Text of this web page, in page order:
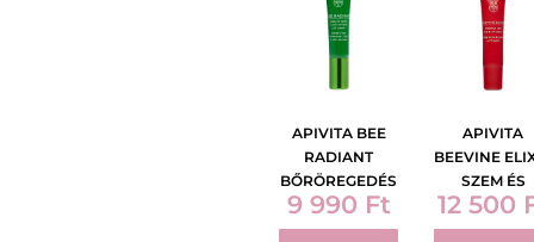
APIVITA BEE
RADIANT
BŐRÖREGEDÉS
ÉS FÁRADSÁG
JELEI ELLEN
9 990 Ft
APIVITA
BEEVINE
SZEM ÉS
15ML
12 500